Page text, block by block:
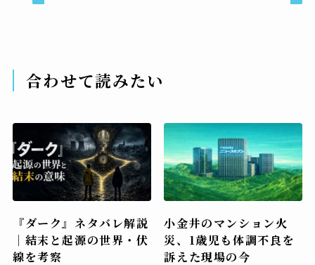
合わせて読みたい
『ダーク』ネタバレ解説
｜結末と起源の世界・伏
線を考察
小金井のマンション火
災、1歳児も体調不良を
訴えた現場の今